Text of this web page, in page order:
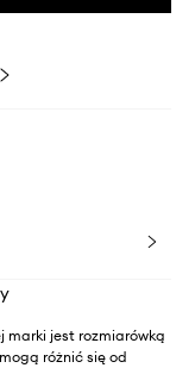
marki jest rozmiarówką
różnić się od